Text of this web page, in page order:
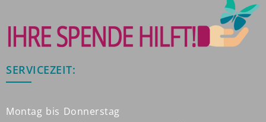
SERVICEZEIT:
Montag bis Donnerstag